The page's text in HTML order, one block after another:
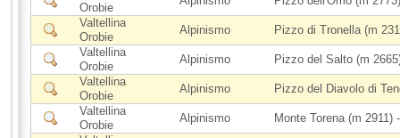
Orobie
Valtellina
Orobie
Alpinismo
Pizzo di Tronella (m
Valtellina
Orobie
Alpinismo
Pizzo del Salto (m
Valtellina
Orobie
Alpinismo
Pizzo del Diavolo di
Valtellina
Orobie
Alpinismo
Monte Torena (m 2911)